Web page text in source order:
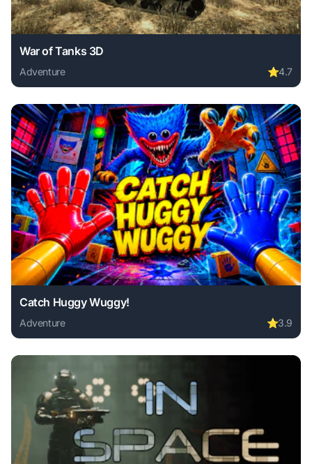
War of Tanks 3D
Adventure ⭐4.7
Play War of Tanks 3D online free. adventure game, no
Catch Huggy Wuggy!
Adventure ⭐3.9
Play Catch Huggy Wuggy! online free. adventure game,